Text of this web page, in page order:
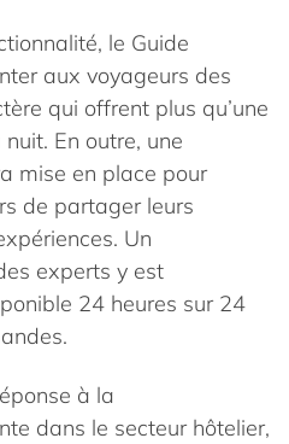
le Guide
aux voyageurs des
qui offrent plus qu’une
En outre, une
mise en place pour
de partager leurs
Un
experts y est
24 heures sur 24
à la
dans le secteur hôtelier,